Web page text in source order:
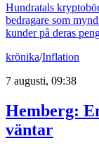
Hundratals
bedragare som
kunder på deras
krönika/Inflation
7 augusti, 09:38
Hemberg:
väntar